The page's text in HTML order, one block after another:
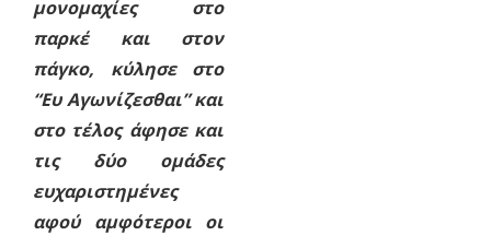
μονομαχίες στο
παρκέ και στον
πάγκο, κύλησε στο
“Ευ Αγωνίζεσθαι” και
στο τέλος άφησε και
τις δύο ομάδες
ευχαριστημένες
αφού αμφότεροι οι